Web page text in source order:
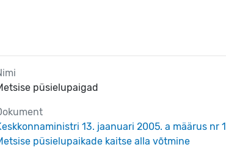
püsielupaigad
13. jaanuari 2005. a määrus nr 1
püsielupaikade kaitse alla võtmine